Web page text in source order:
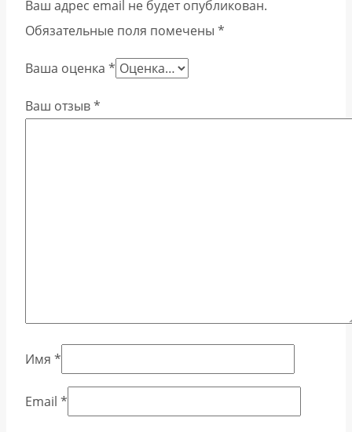
Ваш адрес email не будет опубликован.
Обязательные поля помечены *
Ваша оценка *
Ваш отзыв*
Имя *
Email *